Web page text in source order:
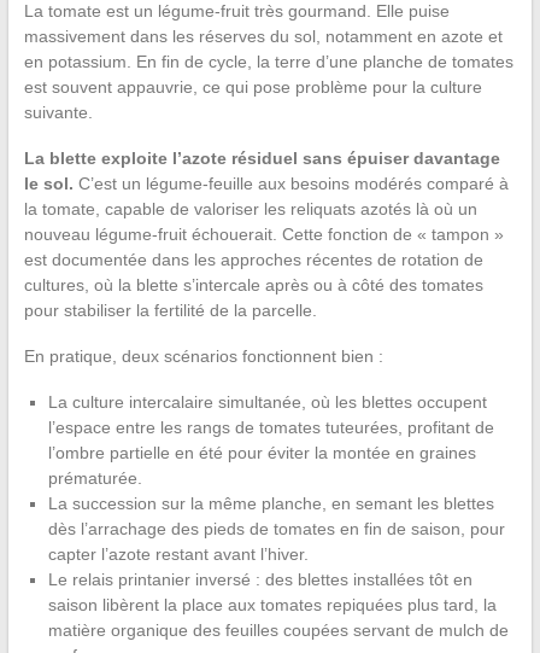
La tomate est un légume-fruit très gourmand. Elle puise
massivement dans les réserves du sol, notamment en azote et
en potassium. En fin de cycle, la terre d’une planche de tomates
est souvent appauvrie, ce qui pose problème pour la culture
suivante.
La blette exploite l’azote résiduel sans épuiser davantage
le sol. C’est un légume-feuille aux besoins modérés comparé à
la tomate, capable de valoriser les reliquats azotés là où un
nouveau légume-fruit échouerait. Cette fonction de « tampon »
est documentée dans les approches récentes de rotation de
cultures, où la blette s’intercale après ou à côté des tomates
pour stabiliser la fertilité de la parcelle.
En pratique, deux scénarios fonctionnent bien :
La culture intercalaire simultanée, où les blettes occupent
l’espace entre les rangs de tomates tuteurées, profitant de
l’ombre partielle en été pour éviter la montée en graines
prématurée.
La succession sur la même planche, en semant les blettes
dès l’arrachage des pieds de tomates en fin de saison, pour
capter l’azote restant avant l’hiver.
Le relais printanier inversé : des blettes installées tôt en
saison libèrent la place aux tomates repiquées plus tard, la
matière organique des feuilles coupées servant de mulch de